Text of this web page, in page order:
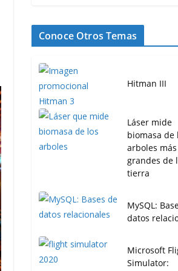
Conoce Otros Temas
Hitman III
Láser mide
biomasa de
arboles más
grandes de
tierra
MySQL:
datos
Microsoft
Simulator: